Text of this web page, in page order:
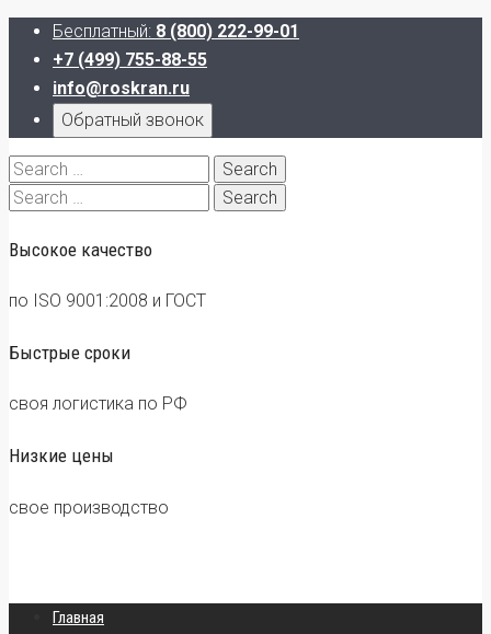
Бесплатный: 8 (800) 222-99-01
+7 (499) 755-88-55
info@roskran.ru
Обратный звонок
Search
for:
Search
Высокое качество
по ISO 9001:2008 и ГОСТ
Быстрые сроки
своя логистика по РФ
Низкие цены
свое производство
Главная